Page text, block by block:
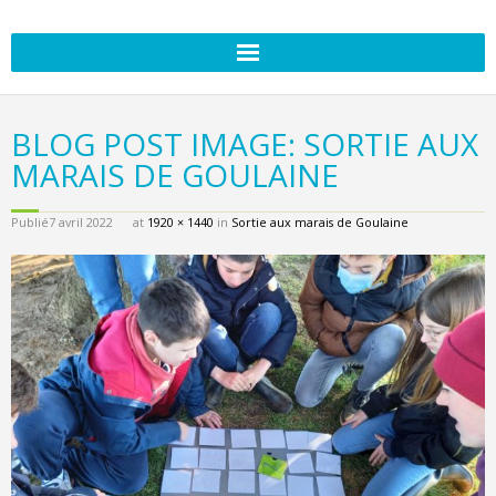
BLOG POST IMAGE: SORTIE AUX
MARAIS DE GOULAINE
Publié7 avril 2022 at 1920 × 1440 in Sortie aux marais de Goulaine